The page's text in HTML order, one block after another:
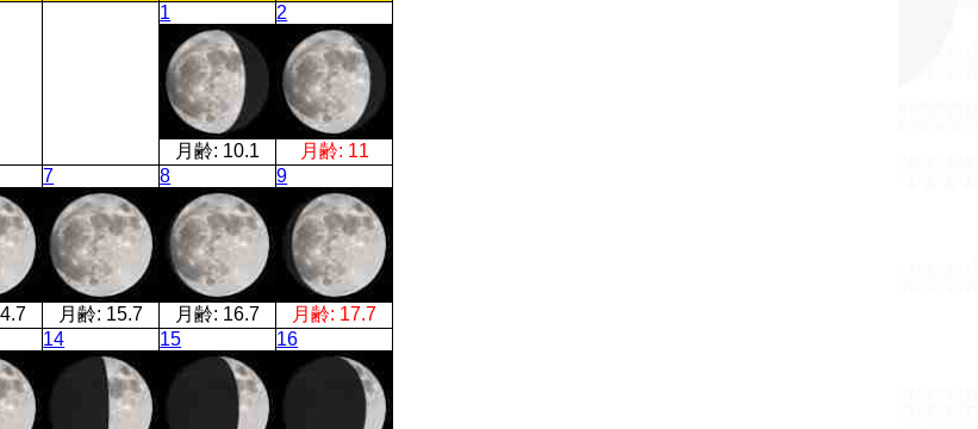
1
月齢: 10.1
2
月齢: 11
7
月齢: 15.7
8
月齢: 16.7
9
月齢: 17.7
14 15 16